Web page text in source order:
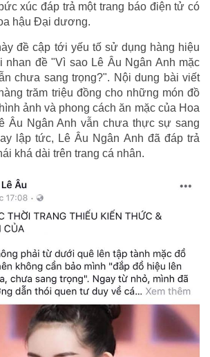
xúc đáp trả một trang báo điện tử có
hậu Đại dương.
đề cập tới yếu tố sử dụng hàng hiệu
nhan đề "Vì sao Lê Âu Ngân Anh mặc
chưa sang trọng?". Nội dung bài viết
trăm triệu đồng cho những món đồ
ảnh và phong cách ăn mặc của Hoa
Âu Ngân Anh vẫn chưa thực sự sang
lập tức, Lê Âu Ngân Anh đã đáp trả
khá dài trên trang cá nhân.